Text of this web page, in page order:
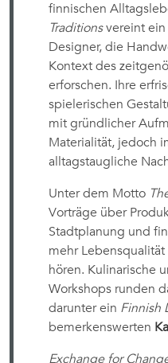
finnischen
Traditionsvereint ein
Designer, die
Kontext des
erforschen. Ihre
spielerischen
mit gründlicher
Materialität, jedoch
alltagstaugliche
Unter dem Motto
Vorträge über
Stadtplanung und
mehr
hören. Kulinarische
Workshops runden
darunter ein Finnish
bemerkenswerten
Exchange for